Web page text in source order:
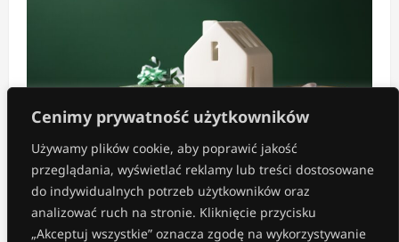
Cenimy prywatność użytkowników
Używamy plików cookie, aby poprawić jakość
przeglądania, wyświetlać reklamy lub treści dostosowane
do indywidualnych potrzeb użytkowników oraz
analizować ruch na stronie. Kliknięcie przycisku
„Akceptuj wszystkie” oznacza zgodę na wykorzystywanie
Inne
Co kupić na prezent do nowego domu?